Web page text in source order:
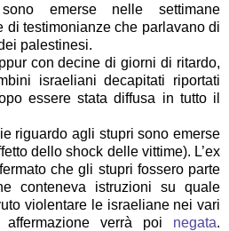
emerse nelle settimane
di testimonianze che parlavano di
palestinesi.
con decine di giorni di ritardo,
israeliani decapitati riportati
essere stata diffusa in tutto il
riguardo agli stupri sono emerse
dello shock delle vittime). L’ex
che gli stupri fossero parte
conteneva istruzioni su quale
violentare le israeliane nei vari
affermazione verrà poi negata.